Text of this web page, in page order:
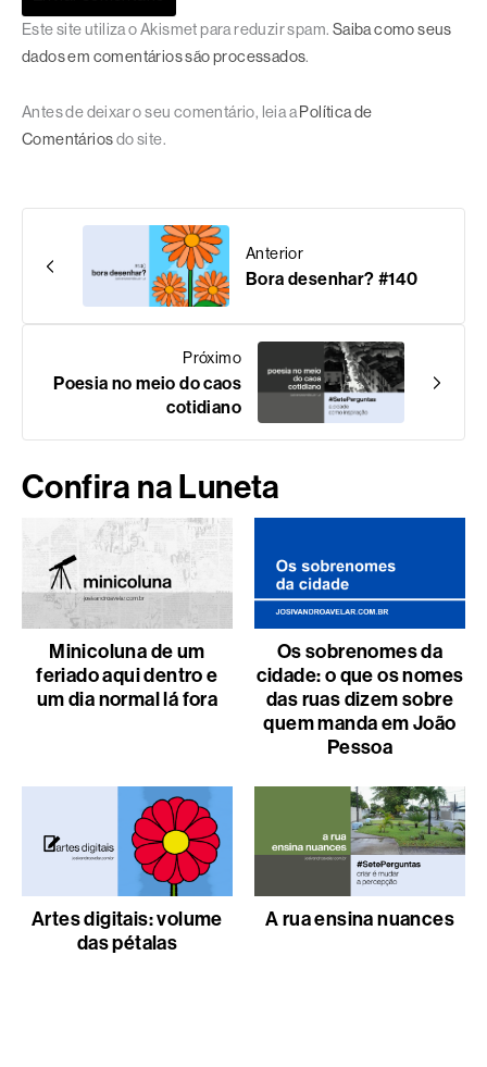
Este site utiliza o Akismet para reduzir spam. Saiba como seus
dados em comentários são processados.
Antes de deixar o seu comentário, leia a Política de
Comentáriosdo site.
Anterior
Bora desenhar? #140
Próximo
Poesia no meio do caos
cotidiano
Confira na Luneta
Minicoluna de um
feriado aqui dentro e
um dia normal lá fora
Os sobrenomes da
cidade: o que os nomes
das ruas dizem sobre
quem manda em João
Pessoa
Artes digitais: volume
das pétalas
A rua ensina nuances